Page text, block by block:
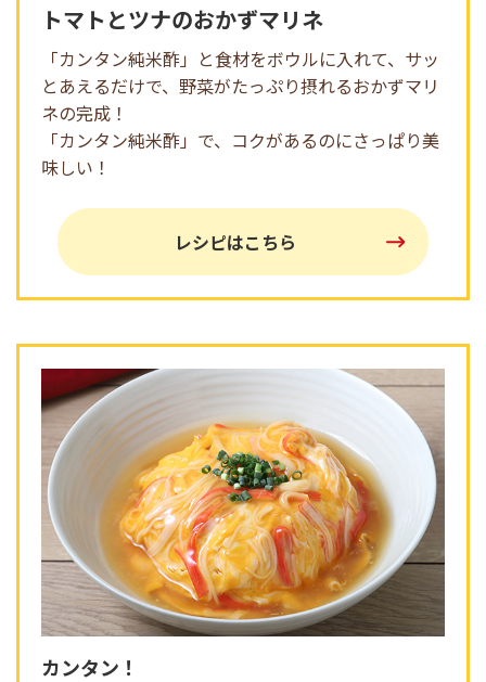
トマトとツナのおかずマリネ
「カンタン純米酢」と食材をボウルに入れて、サッ
とあえるだけで、野菜がたっぷり摂れるおかずマリ
ネの完成！
「カンタン純米酢」で、コクがあるのにさっぱり美
味しい！
レシピはこちら
カンタン！